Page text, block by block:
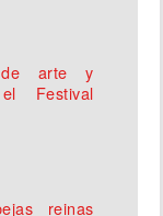
arte y
Festival
reinas